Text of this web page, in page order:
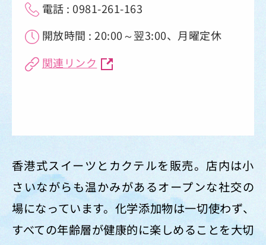
電話 : 0981-261-163
開放時間 : 20:00～翌3:00、月曜定休
関連リンク
香港式スイーツとカクテルを販売。店内は小
さいながらも温かみがあるオープンな社交の
場になっています。化学添加物は一切使わず、
すべての年齢層が健康的に楽しめることを大切